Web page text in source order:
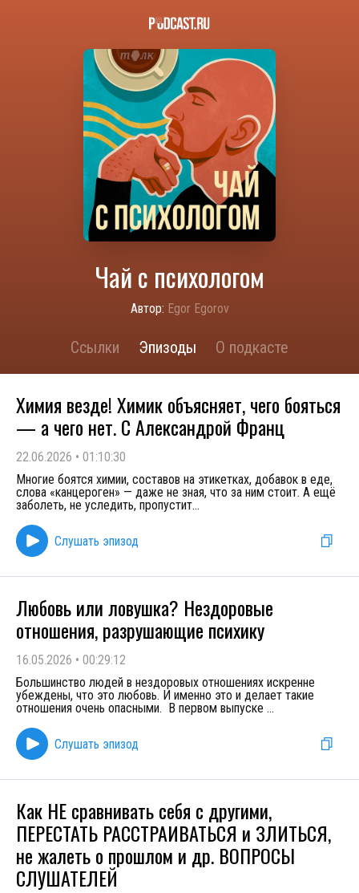
Чай с психологом
Автор: Egor Egorov
Ссылки Эпизоды О подкасте
Химия везде! Химик объясняет, чего бояться
— а чего нет. С Александрой Франц
22.06.2026 • 01:10:30
Многие боятся химии, составов на этикетках, добавок в еде,
слова «канцероген» — даже не зная, что за ним стоит. А ещё
заболеть, не уследить, пропустит...
Слушать эпизод
Любовь или ловушка? Нездоровые
отношения, разрушающие психику
16.05.2026 • 00:29:12
Большинство людей в нездоровых отношениях искренне
убеждены, что это любовь. И именно это и делает такие
отношения очень опасными. В первом выпуске ...
Слушать эпизод
Как НЕ сравнивать себя с другими,
ПЕРЕСТАТЬ РАССТРАИВАТЬСЯ и ЗЛИТЬСЯ,
не жалеть о прошлом и др. ВОПРОСЫ
СЛУШАТЕЛЕЙ